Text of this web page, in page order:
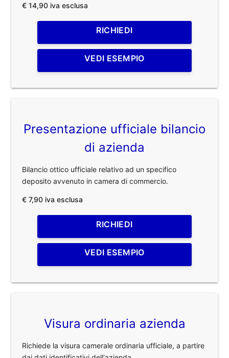
€ 14,90 iva esclusa
RICHIEDI
VEDI ESEMPIO
Presentazione ufficiale bilancio
di azienda
Bilancio ottico ufficiale relativo ad un specifico
deposito avvenuto in camera di commercio.
€ 7,90 iva esclusa
RICHIEDI
VEDI ESEMPIO
Visura ordinaria azienda
Richiede la visura camerale ordinaria ufficiale, a partire